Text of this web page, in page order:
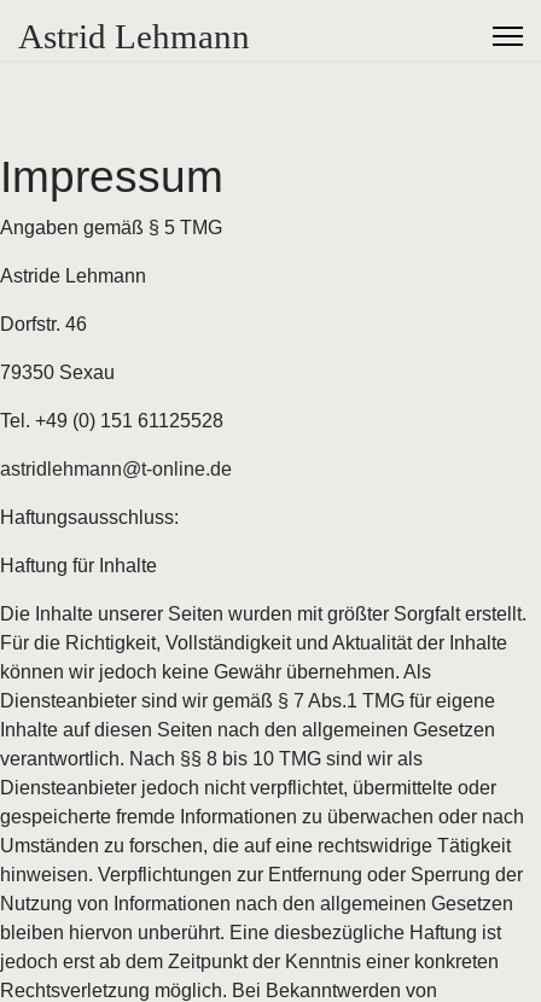
Astrid Lehmann
Impressum
Angaben gemäß § 5 TMG
Astride Lehmann
Dorfstr. 46
79350 Sexau
Tel. +49 (0) 151 61125528
astridlehmann@t-online.de
Haftungsausschluss:
Haftung für Inhalte
Die Inhalte unserer Seiten wurden mit größter Sorgfalt erstellt.
Für die Richtigkeit, Vollständigkeit und Aktualität der Inhalte
können wir jedoch keine Gewähr übernehmen. Als
Diensteanbieter sind wir gemäß § 7 Abs.1 TMG für eigene
Inhalte auf diesen Seiten nach den allgemeinen Gesetzen
verantwortlich. Nach §§ 8 bis 10 TMG sind wir als
Diensteanbieter jedoch nicht verpflichtet, übermittelte oder
gespeicherte fremde Informationen zu überwachen oder nach
Umständen zu forschen, die auf eine rechtswidrige Tätigkeit
hinweisen. Verpflichtungen zur Entfernung oder Sperrung der
Nutzung von Informationen nach den allgemeinen Gesetzen
bleiben hiervon unberührt. Eine diesbezügliche Haftung ist
jedoch erst ab dem Zeitpunkt der Kenntnis einer konkreten
Rechtsverletzung möglich. Bei Bekanntwerden von